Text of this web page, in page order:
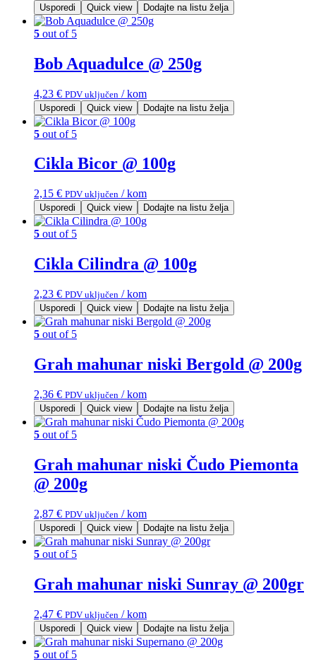
Usporedi Quick view Dodajte na listu želja
5 out of 5
Bob Aquadulce @ 250g
4,23 € PDV uključen / kom
Usporedi Quick view Dodajte na listu želja
5 out of 5
Cikla Bicor @ 100g
2,15 € PDV uključen / kom
Usporedi Quick view Dodajte na listu želja
5 out of 5
Cikla Cilindra @ 100g
2,23 € PDV uključen / kom
Usporedi Quick view Dodajte na listu želja
5 out of 5
Grah mahunar niski Bergold @ 200g
2,36 € PDV uključen / kom
Usporedi Quick view Dodajte na listu želja
5 out of 5
Grah mahunar niski Čudo Piemonta
@ 200g
2,87 € PDV uključen / kom
Usporedi Quick view Dodajte na listu želja
5 out of 5
Grah mahunar niski Sunray @ 200gr
2,47 € PDV uključen / kom
Usporedi Quick view Dodajte na listu želja
5 out of 5